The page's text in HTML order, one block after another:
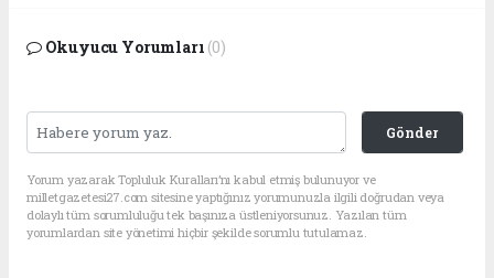
Okuyucu Yorumları (0)
Gönder
Yorum yazarak Topluluk Kuralları’nı kabul etmiş bulunuyor ve
milletgazetesi27.com sitesine yaptığınız yorumunuzla ilgili doğrudan veya
dolaylı tüm sorumluluğu tek başınıza üstleniyorsunuz. Yazılan tüm
yorumlardan site yönetimi hiçbir şekilde sorumlu tutulamaz.